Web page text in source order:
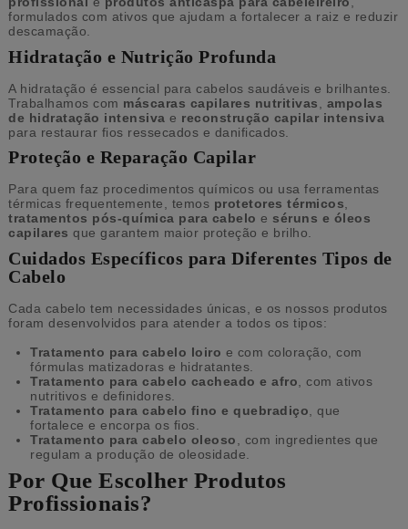
formulados com ativos que ajudam a fortalecer a raiz e reduzir
descamação.
Hidratação e Nutrição Profunda
A hidratação é essencial para cabelos saudáveis e brilhantes.
Trabalhamos com máscaras capilares nutritivas
ampolas
de hidratação intensiva e reconstrução capilar intensiva
para restaurar fios ressecados e danificados.
Proteção e Reparação Capilar
Para quem faz procedimentos químicos ou usa ferramentas
térmicas frequentemente, temos protetores térmicos
tratamentos pós-química para cabelo e séruns e óleos
capilares que garantem maior proteção e brilho.
Cuidados Específicos para Diferentes Tipos de
Cabelo
Cada cabelo tem necessidades únicas, e os nossos produtos
foram desenvolvidos para atender a todos os tipos:
Tratamento para cabelo loiro e com coloração, com
fórmulas matizadoras e hidratantes.
Tratamento para cabelo cacheado e afro, com ativos
nutritivos e definidores.
Tratamento para cabelo fino e quebradiço, que
fortalece e encorpa os fios.
Tratamento para cabelo oleoso, com ingredientes que
regulam a produção de oleosidade.
Por Que Escolher Produtos
Profissionais?